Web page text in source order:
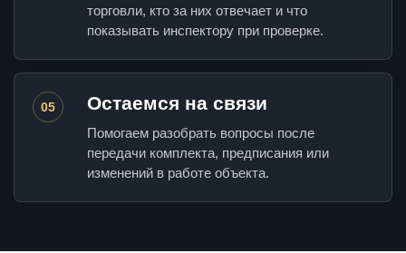
торговли, кто за них отвечает и что
показывать инспектору при проверке.
05 Остаемся на связи
Помогаем разобрать вопросы после
передачи комплекта, предписания или
изменений в работе объекта.